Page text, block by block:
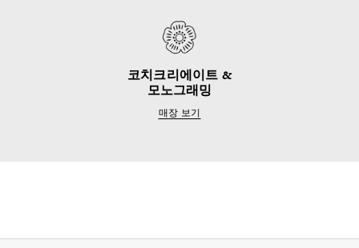
코치크리에이트 &
모노그래밍
매장 보기